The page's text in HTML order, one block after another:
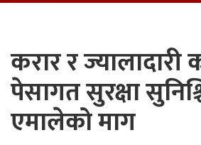
करार र ज्यालादारी
पेसागत सुरक्षा
एमालेको माग